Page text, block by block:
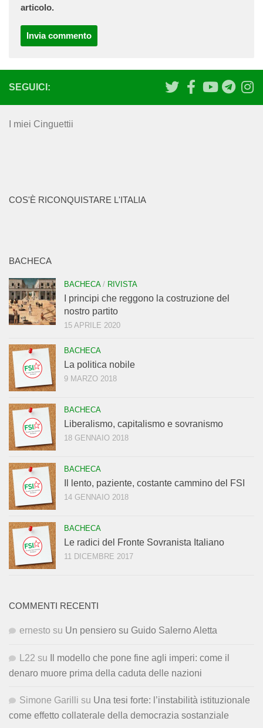
articolo.
SEGUICI:
I miei Cinguettii
COS'È RICONQUISTARE L'ITALIA
BACHECA
BACHECA/ RIVISTA
I principi che reggono la costruzione del
nostro partito
15 APRILE 2020
BACHECA
La politica nobile
9 MARZO 2018
BACHECA
Liberalismo, capitalismo e sovranismo
18 GENNAIO 2018
BACHECA
Il lento, paziente, costante cammino del FSI
14 GENNAIO 2018
BACHECA
Le radici del Fronte Sovranista Italiano
11 DICEMBRE 2017
COMMENTI RECENTI
ernesto su Un pensiero su Guido Salerno Aletta
L22 su
Il modello che pone fine agli imperi: come il
denaro muore prima della caduta delle nazioni
Simone Garilli su Una tesi forte: l’instabilità istituzionale
come effetto collaterale della democrazia sostanziale